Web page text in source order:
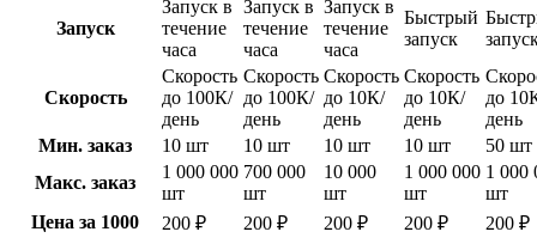
Запуск
Запуск в
течение
часа
Запуск в
течение
часа
Запуск в
течение
часа
Быстрый
запуск
Скорость
Скорость
до 100К/
день
Скорость
до 100К/
день
Скорость
до 10К/
день
Скорость
до 10К/
день
до
день
Мин. заказ
10 шт 10 шт 10 шт 10 шт
50 шт
Макс. заказ
1 000 000
шт
700 000
шт
10 000
шт
1 000 000
шт
1 000
шт
Цена за 1000
200 ₽ 200 ₽ 200 ₽ 200 ₽ 200 ₽